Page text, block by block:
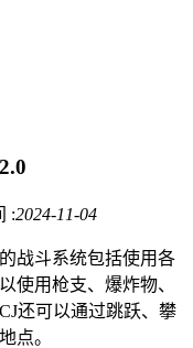
:2024-11-04
战斗系统包括使用各
使用枪支、爆炸物、
还可以通过跳跃、攀
点。